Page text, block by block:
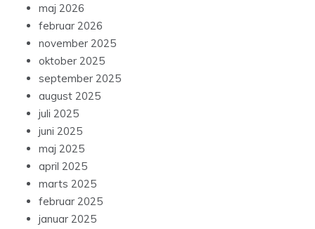
maj 2026
februar 2026
november 2025
oktober 2025
september 2025
august 2025
juli 2025
juni 2025
maj 2025
april 2025
marts 2025
februar 2025
januar 2025